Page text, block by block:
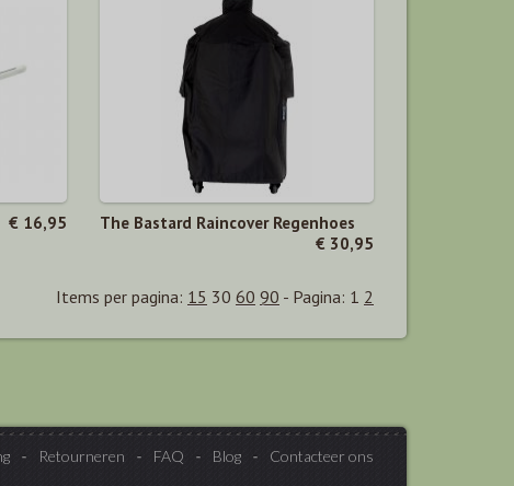
€ 16,95
The Bastard Raincover Regenhoes
€ 30,95
Items per pagina: 15 30 60 90 - Pagina: 1 2
Retourneren FAQ Blog Contacteer ons